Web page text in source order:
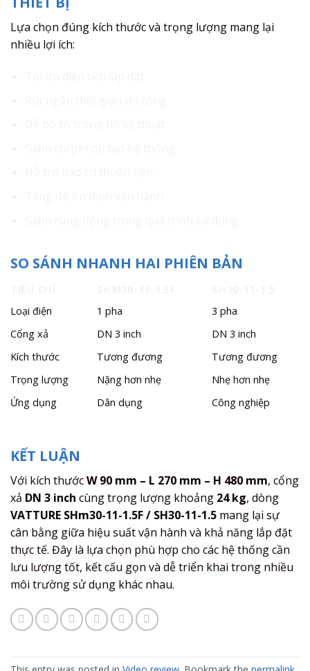
Lựa chọn đúng kích thước và trọng lượng mang lại
nhiều lợi ích:
SO SÁNH NHANH HAI PHIÊN BẢN
Loại điện
1 pha
3 pha
Cổng xả
DN 3 inch
DN 3 inch
Kích thước
Tương đương
Tương đương
Trọng lượng
Nặng hơn nhẹ
Nhẹ hơn nhẹ
Ứng dụng
Dân dụng Công nghiệp
KẾT LUẬN
Với kích thướcW 90 mm – L 270 mm – H 480 mm, cổng
xả DN 3 inch cùng trọng lượng khoảng 24 kg, dòng
VATTURE SHm30-11-1.5F / SH30-11-1.5 mang lại sự
cân bằng giữa hiệu suất vận hành và khả năng lắp đặt
thực tế. Đây là lựa chọn phù hợp cho các hệ thống cần
lưu lượng tốt, kết cấu gọn và dễ triển khai trong nhiều
môi trường sử dụng khác nhau.